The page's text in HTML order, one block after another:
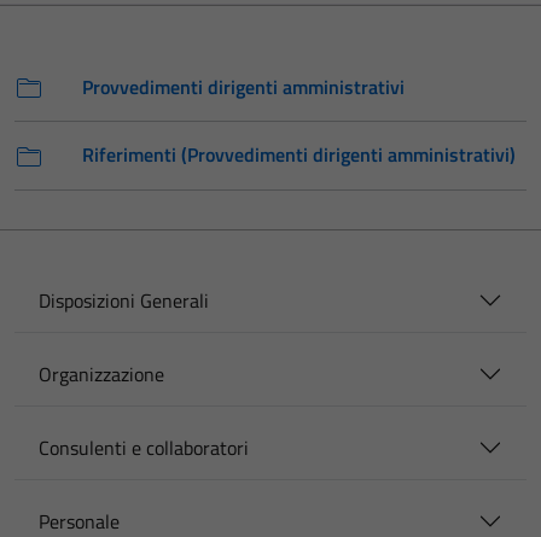
Provvedimenti dirigenti amministrativi
Riferimenti (Provvedimenti dirigenti amministrativi)
Disposizioni Generali
Organizzazione
Consulenti e collaboratori
Personale